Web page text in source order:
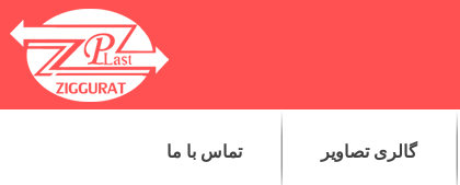
گالری تصاویر تماس با ما